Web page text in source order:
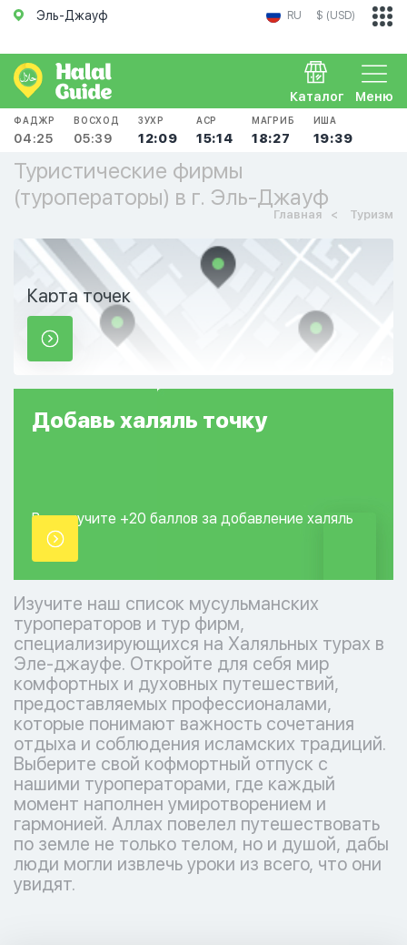
Эль-Джауф RU $ (USD)
Меню
Каталог
ФАДЖР
04:25
ВОСХОД
05:39
ЗУХР
12:09
АСР
15:14
МАГРИБ
18:27
ИША
19:39
Туристические фирмы
(туроператоры) в г. Эль-Джауф
Главная Туризм
Карта точек
Добавь халяль точку
Вы получите +20 баллов за добавление халяль
точки.
Изучите наш список мусульманских
туроператоров и тур фирм,
специализирующихся на Халяльных турах в
Эле-джауфе. Откройте для себя мир
комфортных и духовных путешествий,
предоставляемых профессионалами,
которые понимают важность сочетания
отдыха и соблюдения исламских традиций.
Выберите свой кофмортный отпуск с
нашими туроператорами, где каждый
момент наполнен умиротворением и
гармонией. Аллах повелел путешествовать
по земле не только телом, но и душой, дабы
люди могли извлечь уроки из всего, что они
увидят.